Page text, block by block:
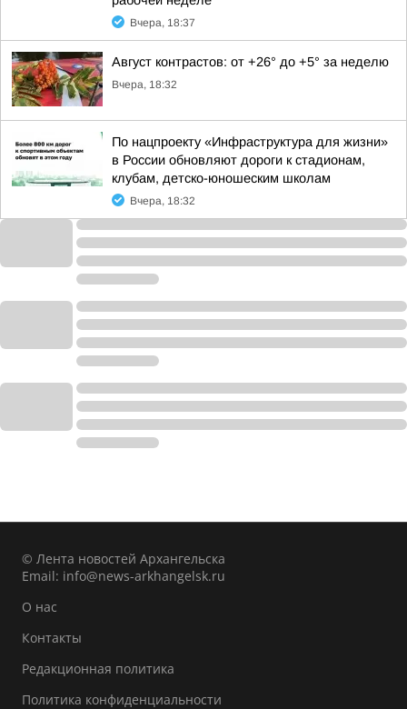
Вчера, 18:37
Август контрастов: от +26° до +5° за неделю
Вчера, 18:32
По нацпроекту «Инфраструктура для жизни»
в России обновляют дороги к стадионам,
клубам, детско-юношеским школам
Вчера, 18:32
© Лента новостей Архангельска
Email: info@news-arkhangelsk.ru
О нас
Контакты
Редакционная политика
Политика конфиденциальности